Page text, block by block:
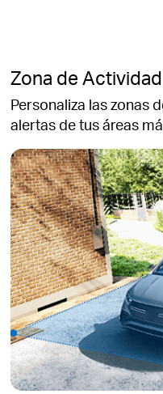
Zona de
Personaliza las zonas
alertas de tus áreas